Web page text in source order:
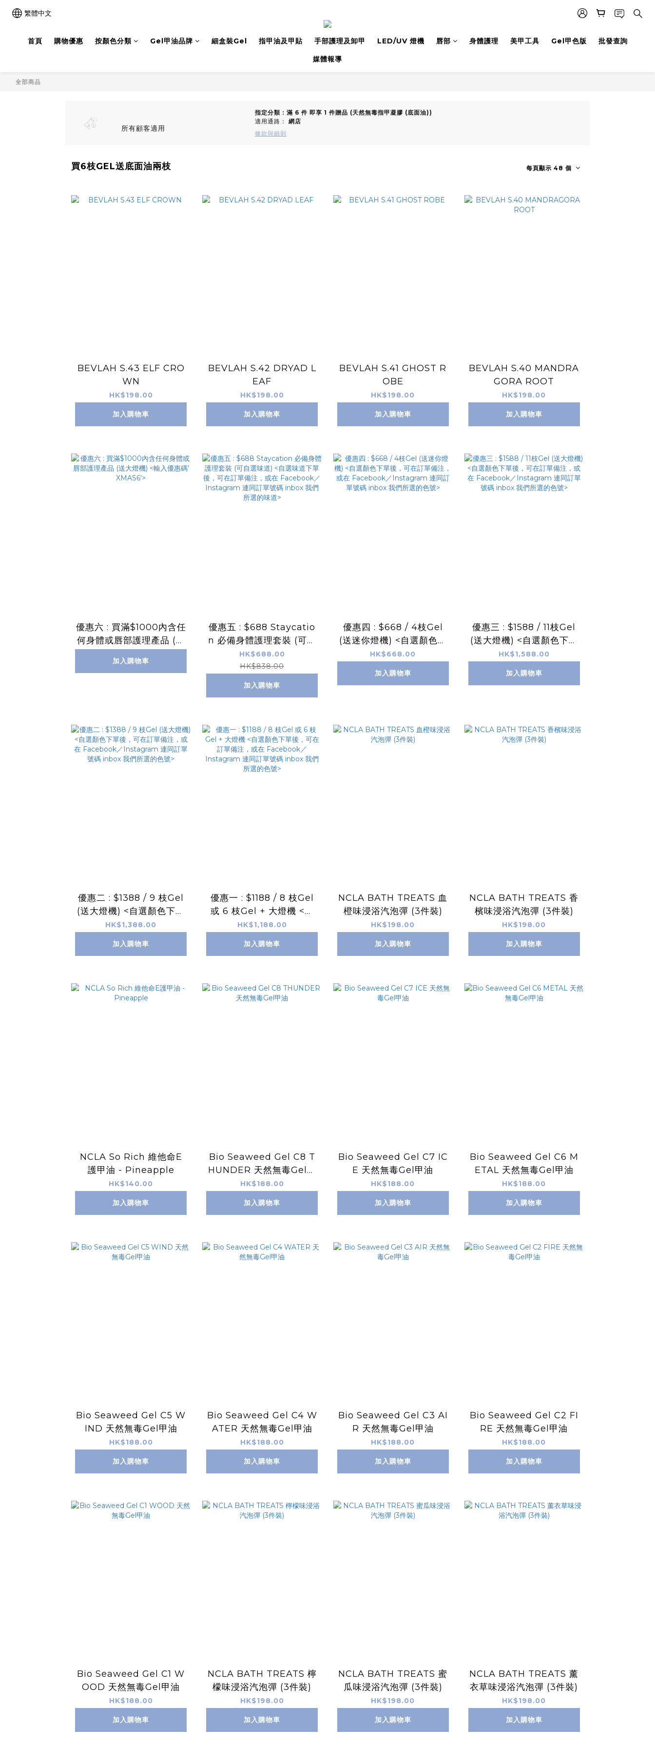
繁體中文
首頁 購物優惠 按顏色分類 Gel甲油品牌 細盒裝Gel 指甲油及甲貼 手部護理及卸甲 LED/UV 燈機 唇部 身體護理 美甲工具 Gel甲色版 批發查詢
媒體報導
全部商品
所有顧客適用
指定分類：滿 6 件 即享 1 件贈品 (天然無毒指甲凝膠 (底面油))
適用通路： 網店
條款與細則
買6枝GEL送底面油兩枝 每頁顯示 48 個
BEVLAH S.43 ELF CRO
WN
HK$198.00
加入購物車
BEVLAH S.42 DRYAD L
EAF
HK$198.00
加入購物車
BEVLAH S.41 GHOST R
OBE
HK$198.00
加入購物車
BEVLAH S.40 MANDRA
GORA ROOT
HK$198.00
加入購物車
優惠六 : 買滿$1000內含任
何身體或唇部護理產品 (送
AS6'>
加入購物車
優惠五 : $688 Staycatio
n 必備身體護理套裝 (可自
選味道) <自選味道下單
後，可在訂單備注，或在 F
acebook／Instagram
HK$688.00
HK$838.00
加入購物車
優惠四 : $668 / 4枝Gel
(送迷你燈機) <自選顏色下
單後，可在訂單備注，或在
連同訂單號碼 inbox 我們
HK$668.00
加入購物車
優惠三 : $1588 / 11枝Gel
(送大燈機) <自選顏色下單
後，可在訂單備注，或在 F
連同訂單號碼 inbox 我們
HK$1,588.00
加入購物車
優惠二 : $1388 / 9 枝Gel
(送大燈機) <自選顏色下單
後，可在訂單備注，或在 F
連同訂單號碼 inbox 我們
HK$1,388.00
加入購物車
優惠一 : $1188 / 8 枝Gel
或 6 枝Gel + 大燈機 <自
選顏色下單後，可在訂單備
tagram 連同訂單號碼 in
HK$1,188.00
加入購物車
NCLA BATH TREATS 血
橙味浸浴汽泡彈 (3件裝)
HK$198.00
加入購物車
NCLA BATH TREATS 香
檳味浸浴汽泡彈 (3件裝)
HK$198.00
加入購物車
NCLA So Rich 維他命E
護甲油 - Pineapple
HK$140.00
加入購物車
Bio Seaweed Gel C8 T
HUNDER 天然無毒Gel甲
油
HK$188.00
加入購物車
Bio Seaweed Gel C7 IC
E 天然無毒Gel甲油
HK$188.00
加入購物車
Bio Seaweed Gel C6 M
ETAL 天然無毒Gel甲油
HK$188.00
加入購物車
Bio Seaweed Gel C5 W
IND 天然無毒Gel甲油
HK$188.00
加入購物車
Bio Seaweed Gel C4 W
ATER 天然無毒Gel甲油
HK$188.00
加入購物車
Bio Seaweed Gel C3 AI
R 天然無毒Gel甲油
HK$188.00
加入購物車
Bio Seaweed Gel C2 FI
RE 天然無毒Gel甲油
HK$188.00
加入購物車
Bio Seaweed Gel C1 W
OOD 天然無毒Gel甲油
HK$188.00
加入購物車
NCLA BATH TREATS 檸
檬味浸浴汽泡彈 (3件裝)
HK$198.00
加入購物車
NCLA BATH TREATS 蜜
瓜味浸浴汽泡彈 (3件裝)
HK$198.00
加入購物車
NCLA BATH TREATS 薰
衣草味浸浴汽泡彈 (3件裝)
HK$198.00
加入購物車